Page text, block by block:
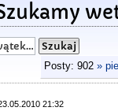
Posty: 902 »
21:32